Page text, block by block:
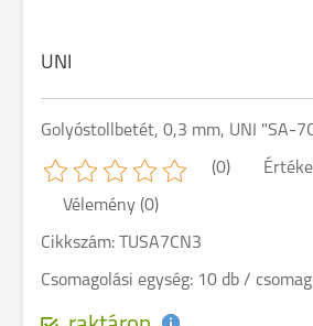
UNI
Golyóstollbetét, 0,3 mm, UNI "SA-
(0)
Vélemény (0)
Cikkszám: TUSA7CN3
Csomagolási egység: 10 db / csomag